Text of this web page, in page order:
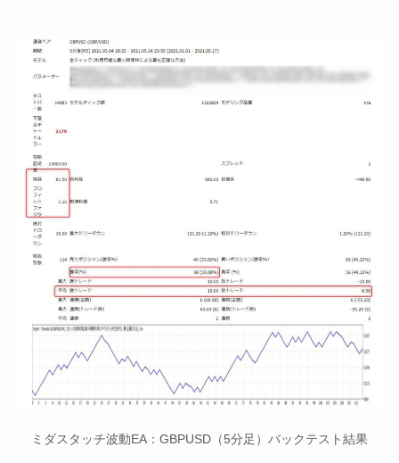
ミダスタッチ波動EA：GBPUSD（5分足）バックテスト結果